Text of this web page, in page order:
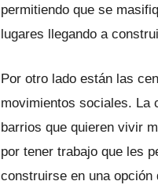
permitiendo que se
lugares llegando a
Por otro lado están las
movimientos sociales. La
barrios que quieren vivir
por tener trabajo que les
construirse en una